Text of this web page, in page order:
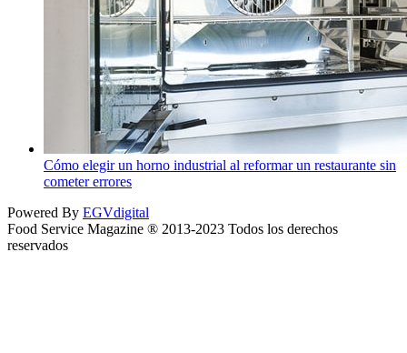
Cómo elegir un horno industrial al reformar un restaurante sin
cometer errores
Powered By EGVdigital
Food Service Magazine ® 2013-2023 Todos los derechos
reservados